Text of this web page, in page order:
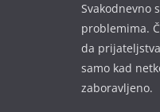
Svakodnevno
problemima.
da
samo kad
zaboravljeno.